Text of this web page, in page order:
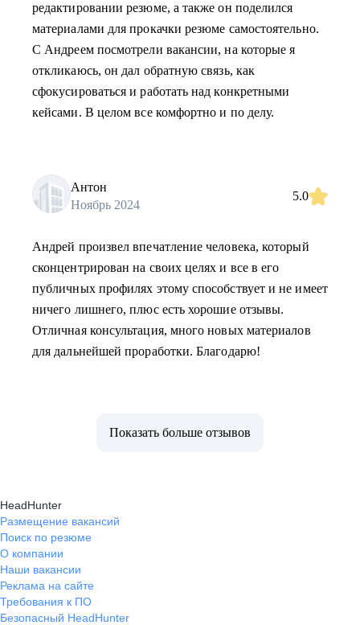
редактировании резюме, а также он поделился
материалами для прокачки резюме самостоятельно.
С Андреем посмотрели вакансии, на которые я
откликаюсь, он дал обратную связь, как
сфокусироваться и работать над конкретными
кейсами. В целом все комфортно и по делу.
Антон
Ноябрь 2024
5.0
Андрей произвел впечатление человека, который
сконцентрирован на своих целях и все в его
публичных профилях этому способствует и не имеет
ничего лишнего, плюс есть хорошие отзывы.
Отличная консультация, много новых материалов
для дальнейшей проработки. Благодарю!
Показать больше отзывов
HeadHunter
Размещение вакансий
Поиск по резюме
О компании
Наши вакансии
Реклама на сайте
Требования к ПО
Безопасный HeadHunter